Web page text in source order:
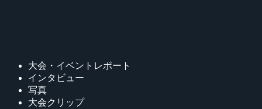
大会・イベントレポート
インタビュー
写真
大会クリップ